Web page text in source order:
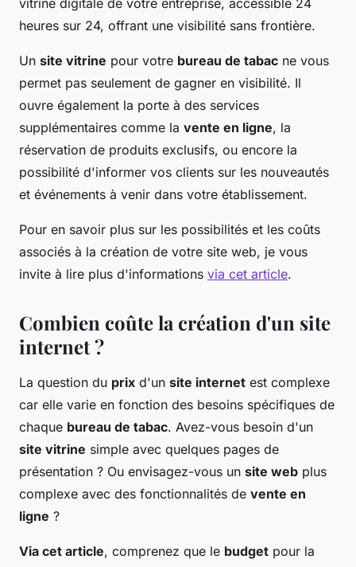
vitrine digitale de votre entreprise, accessible 24
heures sur 24, offrant une visibilité sans frontière.
Un site vitrine pour votre bureau de tabac ne vous
permet pas seulement de gagner en visibilité. Il
ouvre également la porte à des services
supplémentaires comme la vente en ligne, la
réservation de produits exclusifs, ou encore la
possibilité d'informer vos clients sur les nouveautés
et événements à venir dans votre établissement.
Pour en savoir plus sur les possibilités et les coûts
associés à la création de votre site web, je vous
invite à lire plus d'informations via cet article.
Combien coûte la création d'un site
internet ?
La question du prix d'un site internet est complexe
car elle varie en fonction des besoins spécifiques de
chaque bureau de tabac. Avez-vous besoin d'un
site vitrine simple avec quelques pages de
présentation ? Ou envisagez-vous un site web plus
complexe avec des fonctionnalités de vente en
ligne ?
Via cet article, comprenez que le budget pour la